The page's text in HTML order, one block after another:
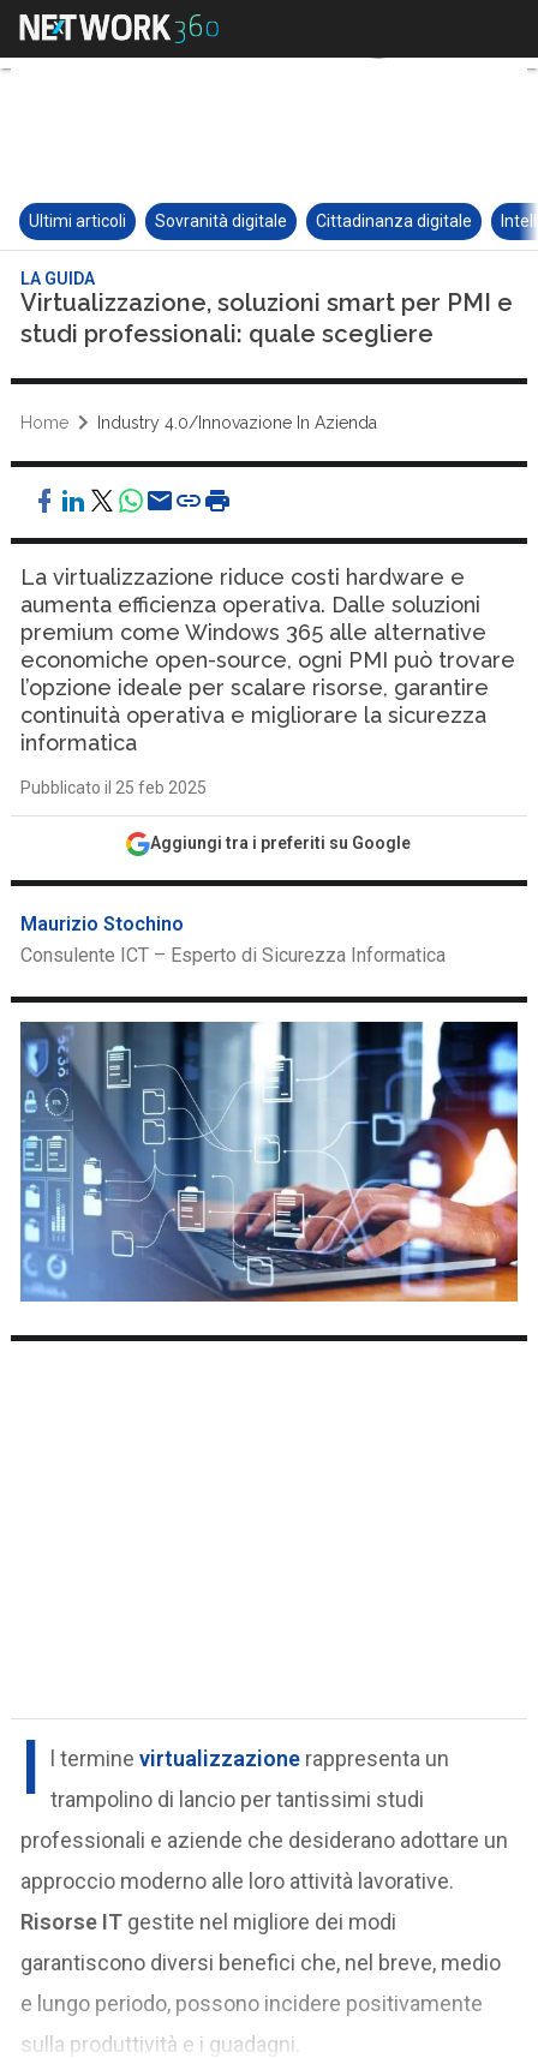
Ultimi articoli Sovranità digitale Cittadinanza digitale
LA GUIDA
Virtualizzazione, soluzioni smart per PMI e
studi professionali: quale scegliere
Home Industry 4.0/Innovazione In Azienda
La virtualizzazione riduce costi hardware e
aumenta efficienza operativa. Dalle soluzioni
premium come Windows 365 alle alternative
economiche open-source, ogni PMI può trovare
l’opzione ideale per scalare risorse, garantire
continuità operativa e migliorare la sicurezza
informatica
Pubblicato il 25 feb 2025
Aggiungi tra i preferiti su Google
Maurizio Stochino
Consulente ICT – Esperto di Sicurezza Informatica
I l terminevirtualizzazione rappresenta un
trampolino di lancio per tantissimi studi
professionali e aziende che desiderano adottare un
approccio moderno alle loro attività lavorative.
Risorse IT gestite nel migliore dei modi
garantiscono diversi benefici che, nel breve, medio
e lungo periodo, possono incidere positivamente
sulla produttività e i guadagni.